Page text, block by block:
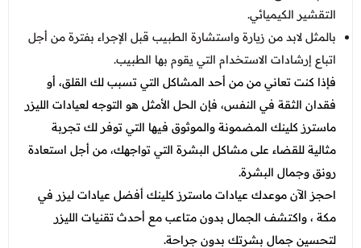
التقشير الكيميائي.
بالمثل لابد من زيارة واستشارة الطبيب قبل الإجراء بفترة من أجل
اتباع إرشادات الاستخدام التي يقوم بها الطبيب.
فإذا كنت تعاني من من أحد المشاكل التي تسبب لك القلق، أو
فقدان الثقة في النفس، فإن الحل الأمثل هو التوجه لعيادات الليزر
ماسترز كلينك المضمونة والموثوق فيها التي توفر لك تجربة
مثالية للقضاء على مشاكل البشرة التي تواجهك، من أجل استعادة
رونق وجمال البشرة.
احجز الآن موعدك عيادات ماسترز كلينكأفضل عيادات ليزر في
مكة، واكتشف الجمال بدون متاعب مع أحدث تقنيات الليزر
لتحسين جمال بشرتك بدون جراحة.